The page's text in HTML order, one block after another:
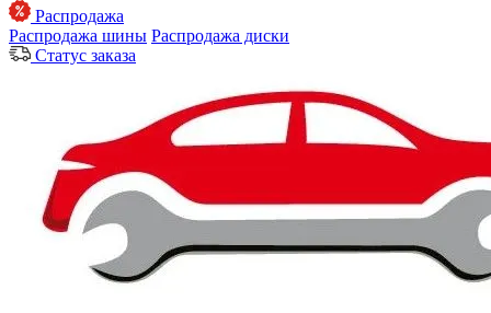
Распродажа
Распродажа шины Распродажа диски
Статус заказа